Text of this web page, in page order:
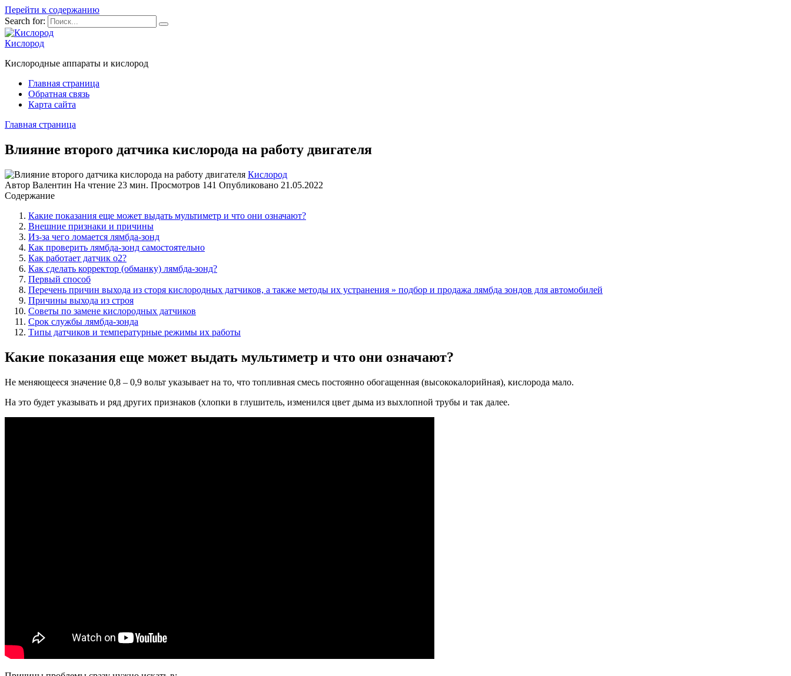
Перейти к содержанию
Search for:
Кислород
Кислородные аппараты и кислород
Главная страница
Обратная связь
Карта сайта
Главная страница
Влияние второго датчика кислорода на работу двигателя
Кислород
Автор Валентин На чтение 23 мин. Просмотров 141 Опубликовано 21.05.2022
Содержание
Какие показания еще может выдать мультиметр и что они означают?
Внешние признаки и причины
Из-за чего ломается лямбда-зонд
Как проверить лямбда-зонд самостоятельно
Как работает датчик o2?
Как сделать корректор (обманку) лямбда-зонд?
Первый способ
Перечень причин выхода из сторя кислородных датчиков, а также методы их устранения » подбор и продажа лямбда зондов для автомобилей
Причины выхода из строя
Советы по замене кислородных датчиков
Срок службы лямбда-зонда
Типы датчиков и температурные режимы их работы
Какие показания еще может выдать мультиметр и что они означают?
Не меняющееся значение 0,8 – 0,9 вольт указывает на то, что топливная смесь постоянно обогащенная (высококалорийная), кислорода мало.
На это будет указывать и ряд других признаков (хлопки в глушитель, изменился цвет дыма из выхлопной трубы и так далее.